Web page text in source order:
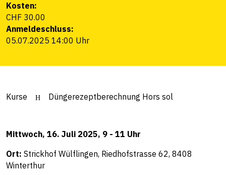
Kosten:
CHF 30.00
Anmeldeschluss:
05.07.2025 14:00 Uhr
Kurse Düngerezeptberechnung Hors sol
Mittwoch, 16. Juli 2025, 9 - 11 Uhr
Ort: Strickhof Wülflingen, Riedhofstrasse 62, 8408
Winterthur